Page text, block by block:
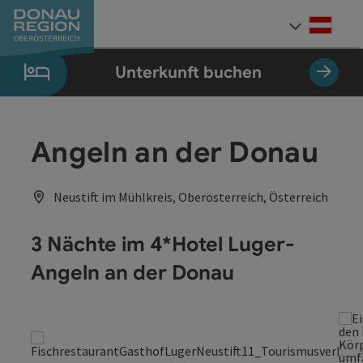
Zum Inhalt
Zur Navigation
Zum Seitenanfang
Zur Kontaktseite
Zum Impressum
Zur Startseite
Unterkunft buchen
Angeln an der Donau
Neustift im Mühlkreis, Oberösterreich, Österreich
3 Nächte im 4*Hotel Luger-
Angeln an der Donau